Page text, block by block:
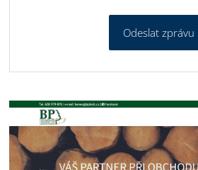
Odeslat zprávu